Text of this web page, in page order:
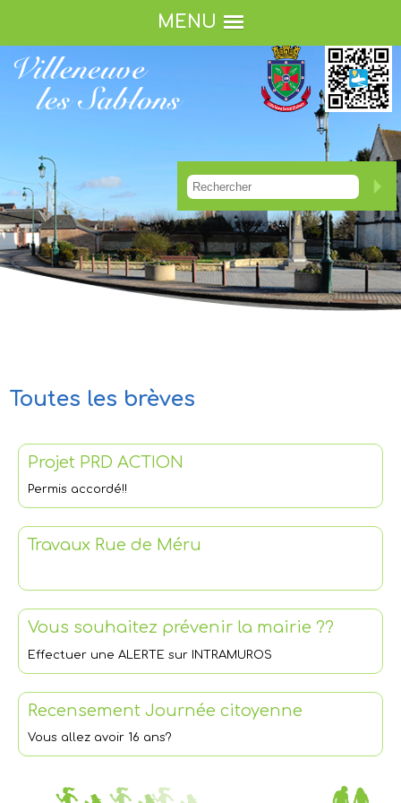
MENU
Toutes les brèves
Projet PRD ACTION
Permis accordé!!
Travaux Rue de Méru
Vous souhaitez prévenir la mairie ??
Effectuer une ALERTE sur INTRAMUROS
Recensement Journée citoyenne
Vous allez avoir 16 ans?